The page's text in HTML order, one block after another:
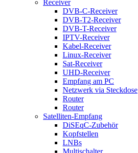
Receiver
DVB-C-Receiver
DVB-T2-Receiver
DVB-T-Receiver
IPTV-Receiver
Kabel-Receiver
Linux-Receiver
Sat-Receiver
UHD-Receiver
Empfang am PC
Netzwerk via Steckdose
Router
Router
Satelliten-Empfang
DiSEqC-Zubehör
Kopfstellen
LNBs
Multischalter